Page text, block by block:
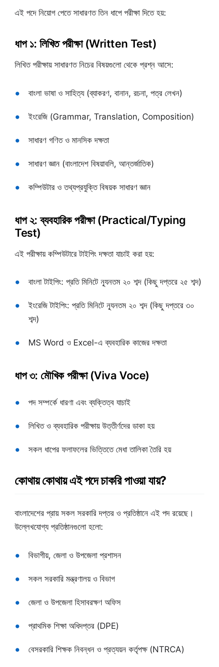
এই পদে নিয়োগ পেতে সাধারণত তিন ধাপে পরীক্ষা দিতে হয়:
ধাপ ১: লিখিত পরীক্ষা (Written Test)
লিখিত পরীক্ষায় সাধারণত নিচের বিষয়গুলো থেকে প্রশ্ন আসে:
বাংলা ভাষা ও সাহিত্য (ব্যাকরণ, বানান, রচনা, পত্র লেখন)
ইংরেজি (Grammar, Translation, Composition)
সাধারণ গণিত ও মানসিক দক্ষতা
সাধারণ জ্ঞান (বাংলাদেশ বিষয়াবলি, আন্তর্জাতিক)
কম্পিউটার ও তথ্যপ্রযুক্তি বিষয়ক সাধারণ জ্ঞান
ধাপ ২: ব্যবহারিক পরীক্ষা (Practical/Typing
Test)
এই পরীক্ষায় কম্পিউটারে টাইপিং দক্ষতা যাচাই করা হয়:
বাংলা টাইপিং: প্রতি মিনিটে ন্যূনতম ২০ শব্দ (কিছু দপ্তরে ২৫ শব্দ)
ইংরেজি টাইপিং: প্রতি মিনিটে ন্যূনতম ২০ শব্দ (কিছু দপ্তরে ৩০
শব্দ)
MS Word ও Excel-এ ব্যবহারিক কাজের দক্ষতা
ধাপ ৩: মৌখিক পরীক্ষা (Viva Voce)
পদ সম্পর্কে ধারণা এবং ব্যক্তিত্ব যাচাই
লিখিত ও ব্যবহারিক পরীক্ষায় উত্তীর্ণদের ডাকা হয়
সকল ধাপের ফলাফলের ভিত্তিতে মেধা তালিকা তৈরি হয়
কোথায় কোথায় এই পদে চাকরি পাওয়া যায়?
বাংলাদেশের প্রায় সকল সরকারি দপ্তর ও প্রতিষ্ঠানে এই পদ রয়েছে।
উল্লেখযোগ্য প্রতিষ্ঠানগুলো হলো:
বিভাগীয়, জেলা ও উপজেলা প্রশাসন
সকল সরকারি মন্ত্রণালয় ও বিভাগ
জেলা ও উপজেলা হিসাবরক্ষণ অফিস
প্রাথমিক শিক্ষা অধিদপ্তর (DPE)
বেসরকারি শিক্ষক নিবন্ধন ও প্রত্যয়ন কর্তৃপক্ষ (NTRCA)